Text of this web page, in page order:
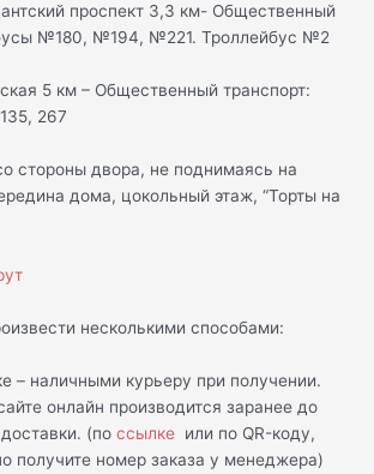
проспект 3,3 км- Общественный
№180, №194, №221. Троллейбус №2
5 км – Общественный транспорт:
267
стороны двора, не поднимаясь на
дома, цокольный этаж, “Торты на
несколькими способами:
– наличными курьеру при получении.
онлайн производится заранее до
(поссылке или по QR-коду,
получите номер заказа у менеджера)